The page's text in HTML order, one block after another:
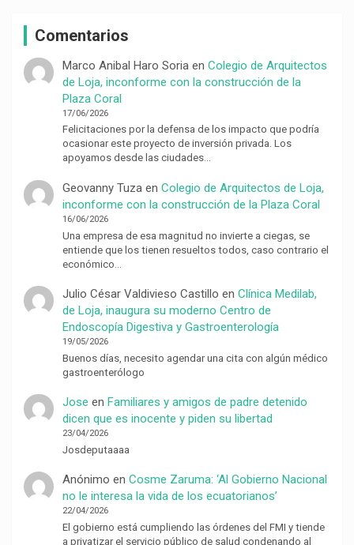
Comentarios
Marco Anibal Haro Soriaen Colegio de Arquitectos
de Loja, inconforme con la construcción de la
Plaza Coral
17/06/2026
Felicitaciones por la defensa de los impacto que podría
ocasionar este proyecto de inversión privada. Los
apoyamos desde las ciudades…
Geovanny Tuzaen Colegio de Arquitectos de Loja,
inconforme con la construcción de la Plaza Coral
16/06/2026
Una empresa de esa magnitud no invierte a ciegas, se
entiende que los tienen resueltos todos, caso contrario el
económico…
Julio César Valdivieso Castillo en Clínica Medilab,
de Loja, inaugura su moderno Centro de
Endoscopía Digestiva y Gastroenterología
19/05/2026
Buenos días, necesito agendar una cita con algún médico
gastroenterólogo
Jose en Familiares y amigos de padre detenido
dicen que es inocente y piden su libertad
23/04/2026
Josdeputaaaa
Anónimo en Cosme Zaruma: ‘Al Gobierno Nacional
no le interesa la vida de los ecuatorianos’
22/04/2026
El gobierno está cumpliendo las órdenes del FMI y tiende
a privatizar el servicio público de salud condenando al